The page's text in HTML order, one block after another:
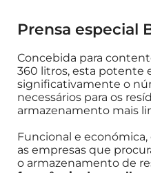
Prensa especial
Concebida para
360 litros, esta potente
significativamente o
necessários para os
armazenamento mais
Funcional e
as empresas que
o armazenamento de